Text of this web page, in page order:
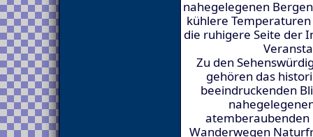
nahegelegenen
kühlere
die ruhigere Seite der
Zu den
gehören das
beeindruckenden
atemberaubenden
Wanderwegen